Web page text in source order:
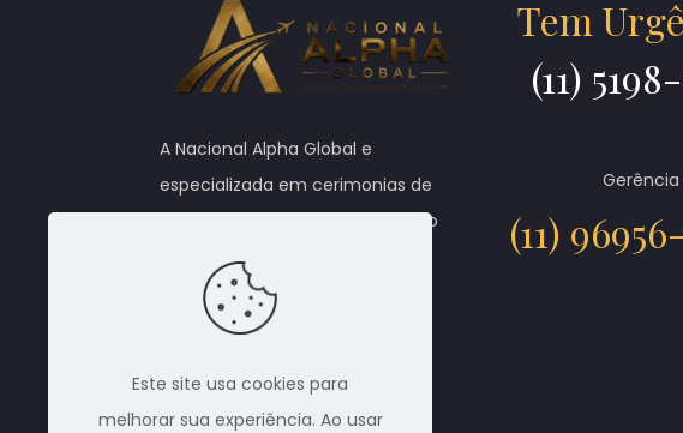
A Nacional Alpha Global e
especializada em cerimonias de
cremação em qualquer parte do
Brasil. Através de parceiros,
conseguimos dar total
atendimento ao cliente que
Cobrimos qualquer tipo de
Tem
(11)
Gerência
(11)
Este site usa cookies para
melhorar sua experiência. Ao usar